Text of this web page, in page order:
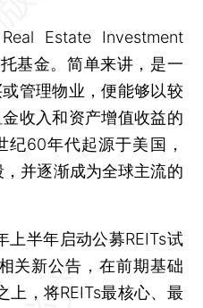
Estate Investment
基金。简单来讲，是一
管理物业，便能够以较
收入和资产增值收益的
纪60年代起源于美国，
并逐渐成为全球主流的
半年启动公募REITs试
关新公告，在前期基础
上，将REITs最核心、最